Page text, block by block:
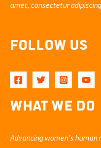
amet, consectetur
Follow Us
What We Do
Advancing women’s human